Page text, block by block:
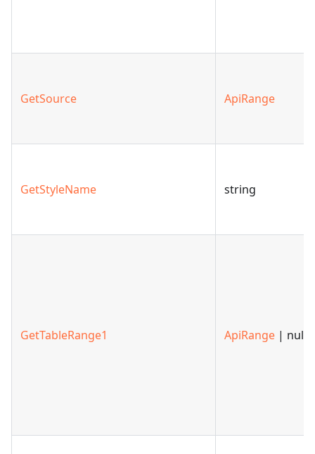
GetSource ApiRange
GetStyleName string
GetTableRange1 ApiRange | null